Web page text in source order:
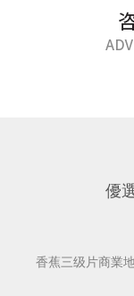
優
香蕉三级片商業地